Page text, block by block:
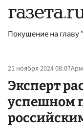
Покушение на
21 ноября 2024 08:07
Эксперт
успешном